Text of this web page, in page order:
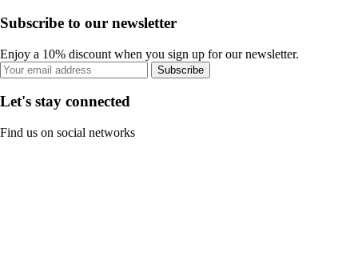
Subscribe to our newsletter
Enjoy a 10% discount when you sign up for our newsletter.
Subscribe
Let's stay connected
Find us on social networks